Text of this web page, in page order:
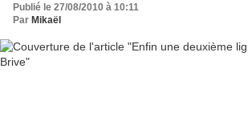
Publié le 27/08/2010 à 10:11
Par Mikaël